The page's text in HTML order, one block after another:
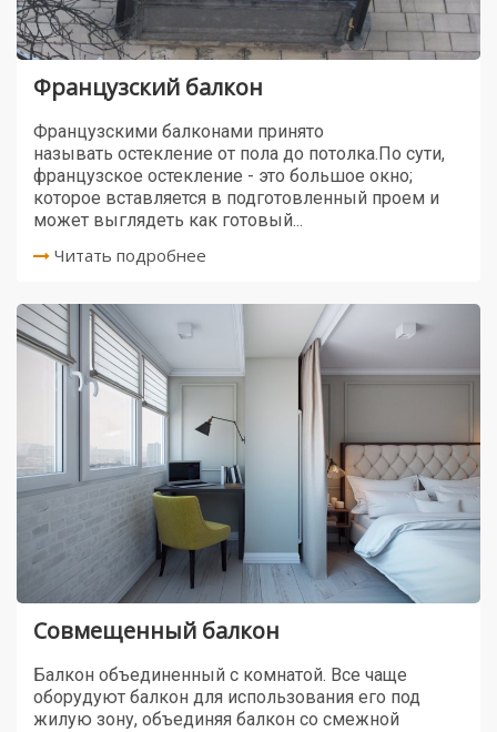
Французский балкон
Французскими балконами принято
называть остекление от пола до потолка.По сути,
французское остекление - это большое окно;
которое вставляется в подготовленный проем и
может выглядеть как готовый...
Читать подробнее
Совмещенный балкон
Балкон объединенный с комнатой. Все чаще
оборудуют балкон для использования его под
жилую зону, объединяя балкон со смежной